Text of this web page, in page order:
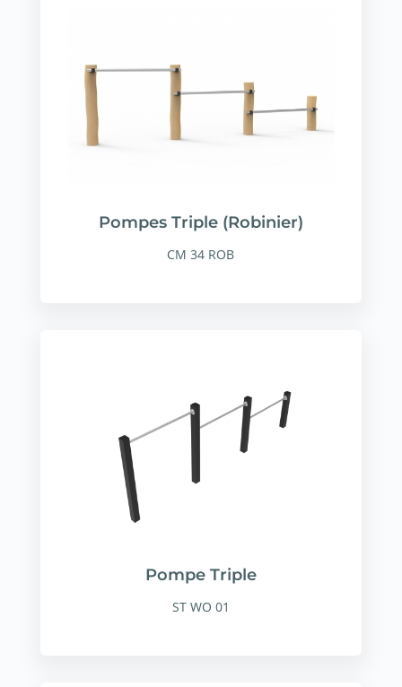
Pompes Triple (Robinier)
CM 34 ROB
Pompe Triple
ST WO 01